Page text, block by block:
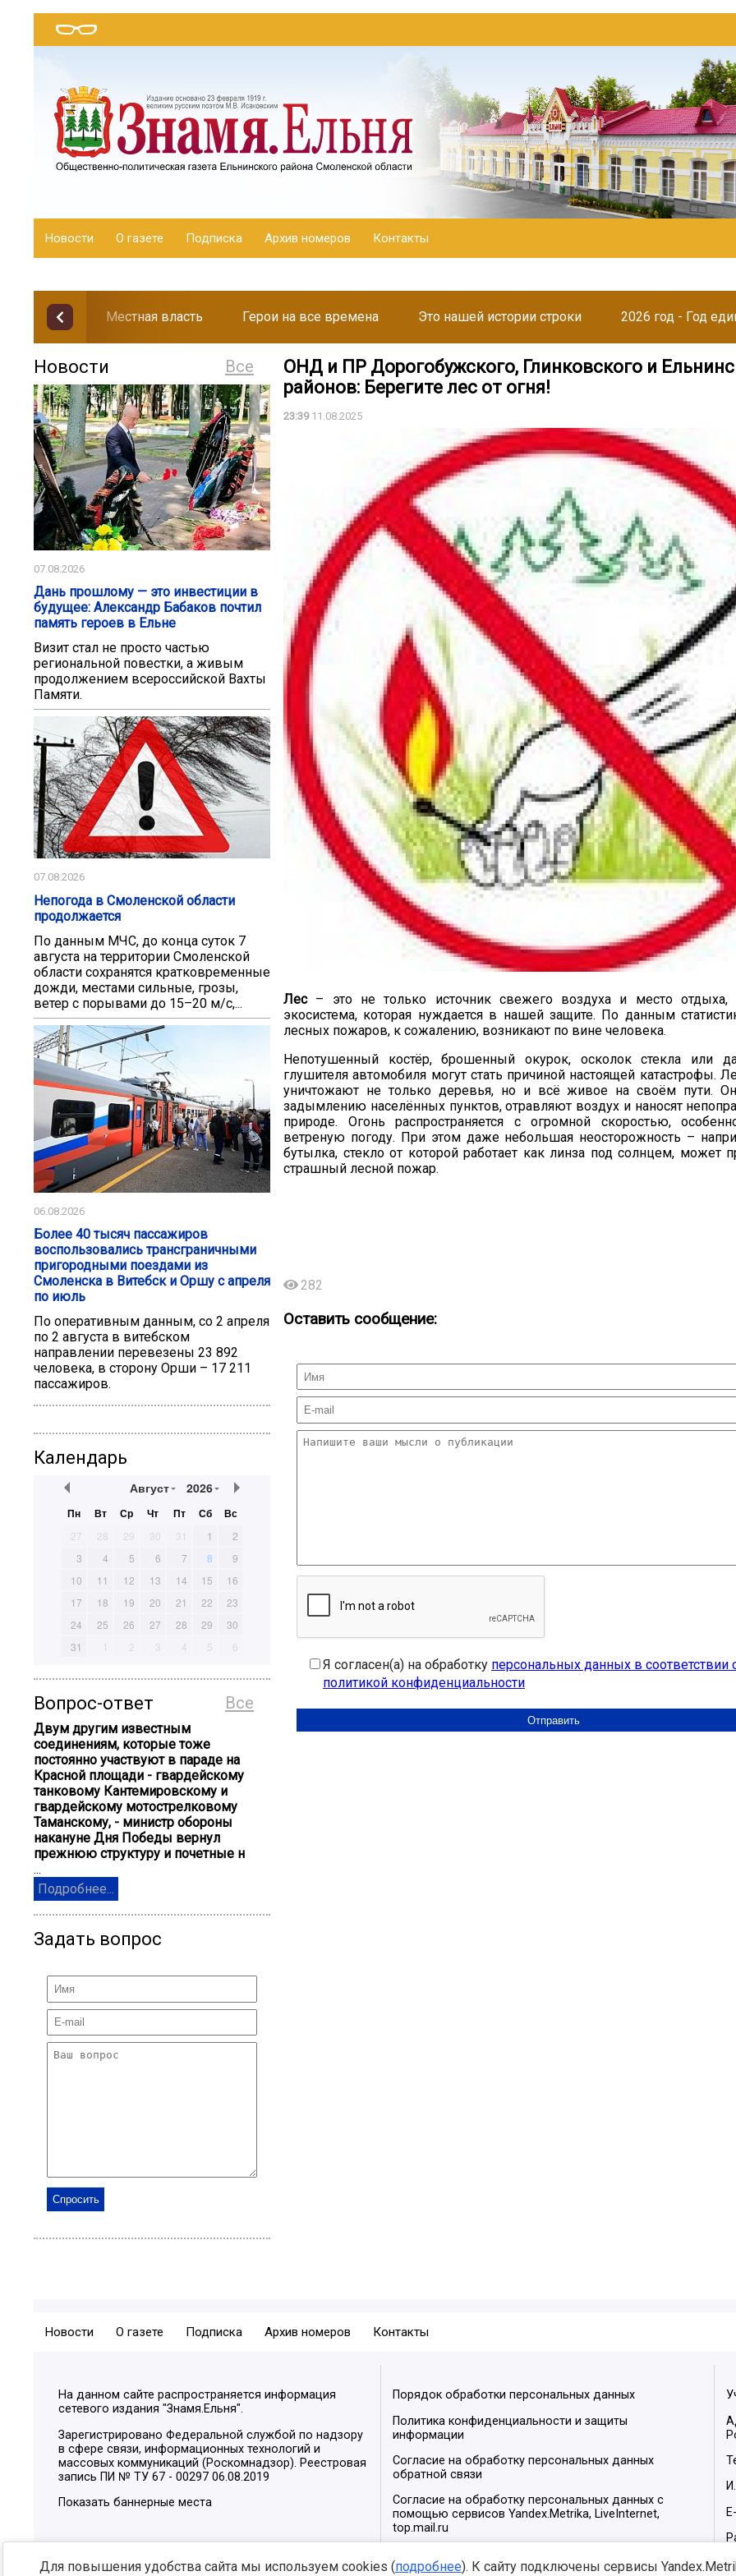
Новости О газете Подписка Архив номеров Контакты
Местная власть Герои на все времена Это нашей истории строки 2026 год - Год
Все
Новости
07.08.2026
Дань прошлому — это инвестиции в
будущее: Александр Бабаков почтил
память героев в Ельне
Визит стал не просто частью
региональной повестки, а живым
продолжением всероссийской Вахты
Памяти.
07.08.2026
Непогода в Смоленской области
продолжается
По данным МЧС, до конца суток 7
августа на территории Смоленской
области сохранятся кратковременные
дожди, местами сильные, грозы,
ветер с порывами до 15–20 м/с,...
06.08.2026
Более 40 тысяч пассажиров
воспользовались трансграничными
пригородными поездами из
Смоленска в Витебск и Оршу с апреля
по июль
По оперативным данным, со 2 апреля
по 2 августа в витебском
направлении перевезены 23 892
человека, в сторону Орши – 17 211
пассажиров.
Календарь
Август 2026
Пн Вт Ср Чт Пт Сб Вс
27 28 29 30 31 1
2
3
4 5 6 7 8
9
10
11 12 13 14 15
16
17
18 19 20 21 22
23
24
25 26 27 28 29
30
31
1 2 3 4 5 6
Все
Вопрос-ответ
Двум другим известным
соединениям, которые тоже
постоянно участвуют в параде на
Красной площади - гвардейскому
танковому Кантемировскому и
гвардейскому мотострелковому
Таманскому, - министр обороны
накануне Дня Победы вернул
прежнюю структуру и почетные н
...
Подробнее...
Задать вопрос
ОНД и ПР Дорогобужского, Глинковского и
районов: Берегите лес от огня!
23:3911.08.2025
Лес– это не только источник свежего воздуха и место отдыха,
экосистема, которая нуждается в нашей защите. По данным
лесных пожаров, к сожалению, возникают по вине человека.
Непотушенный костёр, брошенный окурок, осколок стекла или
глушителя автомобиля могут стать причиной настоящей катастрофы.
уничтожают не только деревья, но и всё живое на своём пути.
задымлению населённых пунктов, отравляют воздух и наносят
природе. Огонь распространяется с огромной скоростью,
ветреную погоду. При этом даже небольшая неосторожность –
бутылка, стекло от которой работает как линза под солнцем, может
страшный лесной пожар.
282
Оставить сообщение:
Я согласен(а) на обработку персональных данных в соответствии
политикой конфиденциальности
Новости О газете Подписка Архив номеров Контакты
На данном сайте распространяется информация
сетевого издания "Знамя.Ельня".
Зарегистрировано Федеральной службой по надзору
в сфере связи, информационных технологий и
массовых коммуникаций (Роскомнадзор). Реестровая
запись ПИ № ТУ 67 - 00297 06.08.2019
Показать баннерные места
Порядок обработки персональных данных
Политика конфиденциальности и защиты
информации
Согласие на обработку персональных данных
обратной связи
Согласие на обработку персональных данных с
помощью сервисов Yandex.Metrika, LiveInternet,
top.mail.ru
Для повышения удобства сайта мы используем cookies (подробнее). К сайту подключены сервисы